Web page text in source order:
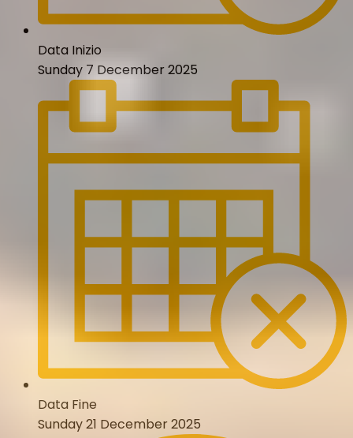
Data Inizio
Sunday 7 December 2025
Data Fine
Sunday 21 December 2025